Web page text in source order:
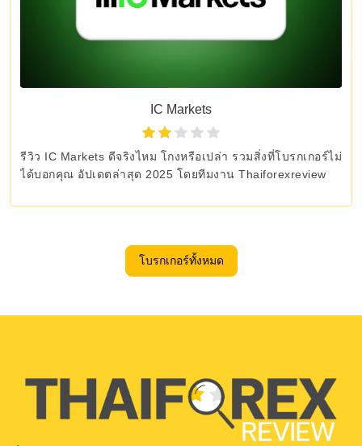
IC Markets
รีวิว IC Markets ดีจริงไหม โกงหรือเปล่า รวมสิ่งที่โบรกเกอร์ไม่
ได้บอกคุณ อัปเดตล่าสุด 2025 โดยทีมงาน Thaiforexreview
โบรกเกอร์ทั้งหมด